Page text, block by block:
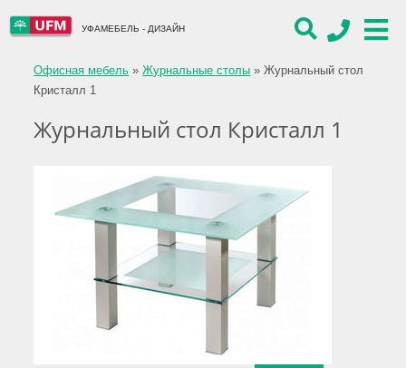
УФАМЕБЕЛЬ - ДИЗАЙН
Офисная мебель »Журнальные столы »Журнальный стол
Кристалл 1
Журнальный стол Кристалл 1